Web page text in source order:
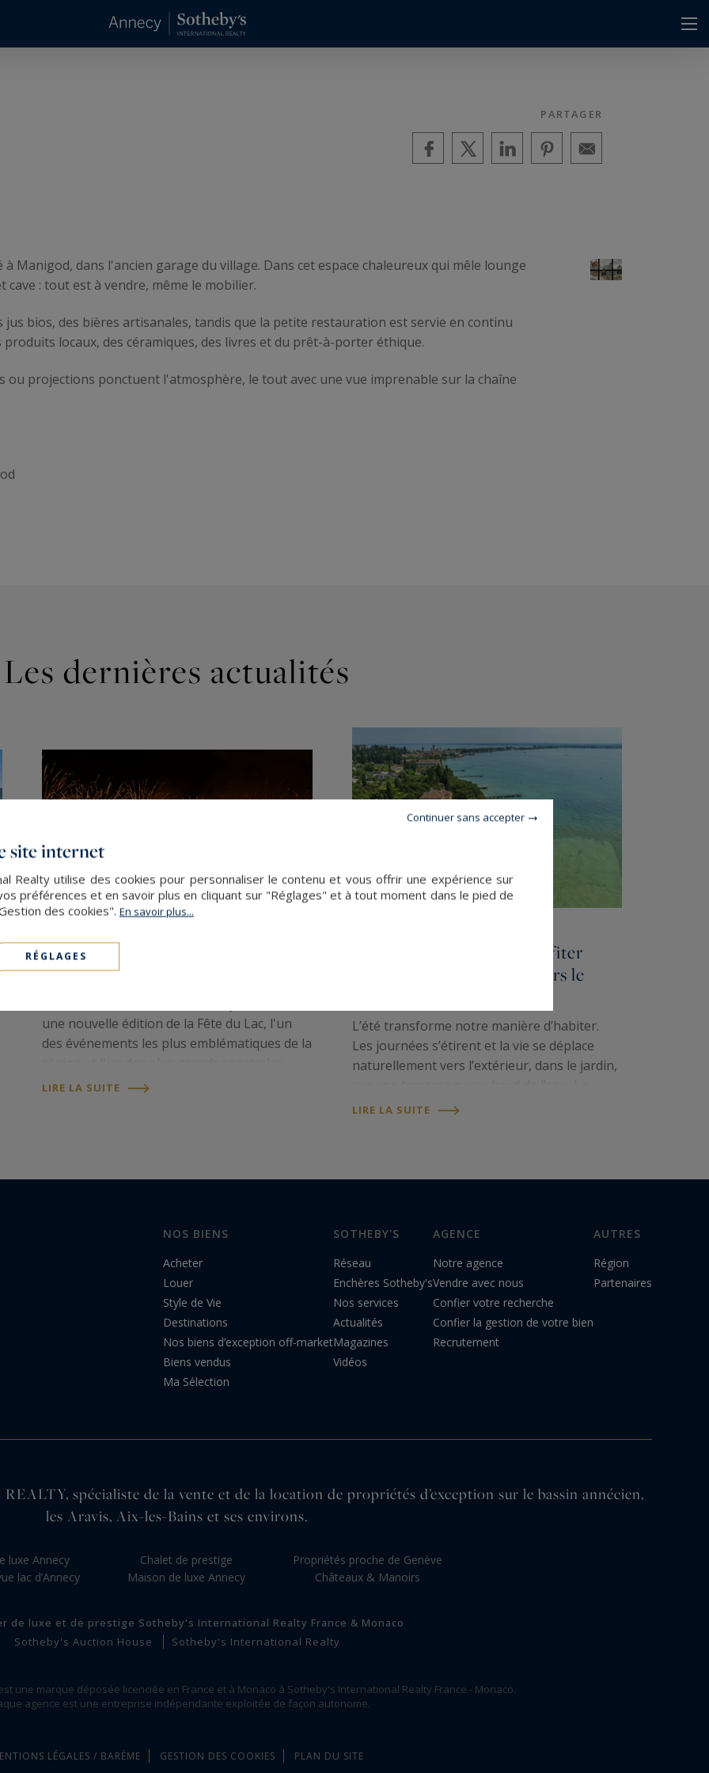
PARTAGER
Manigod, dans l'ancien garage du village. Dans cet espace chaleureux qui mêle lounge
: tout est à vendre, même le mobilier.
jus bios, des bières artisanales, tandis que la petite restauration est servie en continu
locaux, des céramiques, des livres et du prêt-à-porter éthique.
ou projections ponctuent l'atmosphère, le tout avec une vue imprenable sur la chaîne
Les dernières actualités
Fête du lac d'Annecy
une nouvelle édition de la Fête du Lac, l'un
des événements les plus emblématiques de la
pyrotechniques d'Europe. Depuis plus d'un
LIRE LA SUITE
5 lieux d’exception où profiter
pleinement de l’été à travers le
L’été transforme notre manière d’habiter.
Les journées s’étirent et la vie se déplace
naturellement vers l’extérieur, dans le jardin,
maison devient alors un lieu de retrouvailles,
LIRE LA SUITE
NOS BIENS
Acheter
Louer
Style de Vie
Destinations
Nos biens d’exception off-market
Biens vendus
Ma Sélection
SOTHEBY'S
Réseau
Enchères Sotheby's
Nos services
Actualités
Magazines
Vidéos
AGENCE
Notre agence
Vendre avec nous
Confier votre recherche
Confier la gestion de votre bien
Recrutement
AUTRES
Région
Partenaires
spécialiste de la vente et de la location de propriétés d’exception sur le bassin annécien,
les Aravis, Aix-les-Bains et ses environs.
luxe Annecy
lac d’Annecy
Chalet de prestige
Maison de luxe Annecy
Propriétés proche de Genève
Châteaux & Manoirs
de luxe et de prestige Sotheby's International Realty France & Monaco
Sotheby's Auction House
Sotheby's International Realty
une marque déposée licenciée en France et à Monaco à Sotheby's International Realty France - Monaco.
agence est une entreprise indépendante exploitée de façon autonome.
LÉGALES / BARÈME GESTION DES COOKIES PLAN DU SITE
site internet
Realty utilise des cookies pour personnaliser le contenu et vous offrir une expérience sur
préférences et en savoir plus en cliquant sur "Réglages" et à tout moment dans le pied de
des cookies". En savoir plus...
RÉGLAGES
Continuer sans accepter